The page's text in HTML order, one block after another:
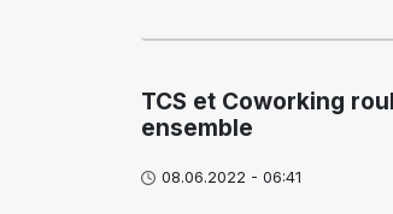
TCS et Coworking
ensemble
08.06.2022 - 06:41